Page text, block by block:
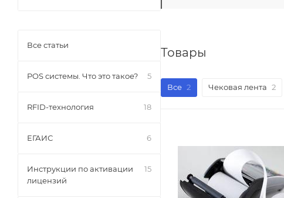
Товары
Все 2 Чековая лента 2
Все статьи
POS системы. Что это такое? 5
RFID-технология 18
ЕГАИС 6
Инструкции по активации
лицензий
15